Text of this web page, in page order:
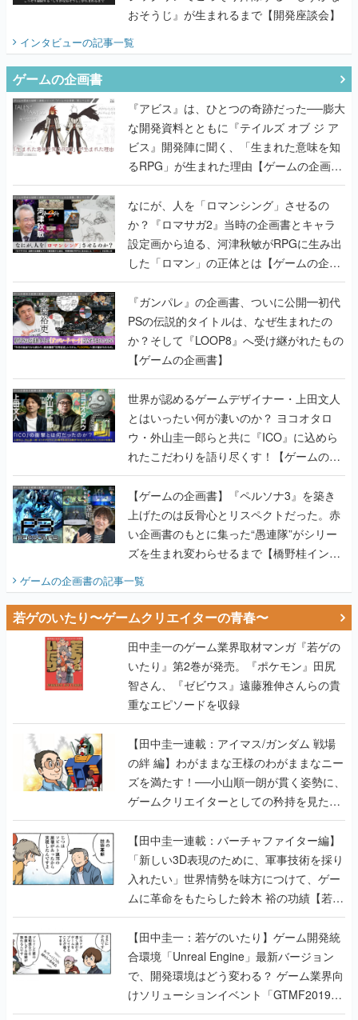
おそうじ』が生まれるまで【開発座談会】
インタビューの記事一覧
ゲームの企画書
『アビス』は、ひとつの奇跡だった──膨大
な開発資料とともに『テイルズ オブ ジ ア
ビス』開発陣に聞く、「生まれた意味を知
るRPG」が生まれた理由【ゲームの企画
書】
なにが、人を「ロマンシング」させるの
か？『ロマサガ2』当時の企画書とキャラ
設定画から迫る、河津秋敏がRPGに生み出
した「ロマン」の正体とは【ゲームの企画
書】
『ガンパレ』の企画書、ついに公開━初代
PSの伝説的タイトルは、なぜ生まれたの
か？そして『LOOP8』へ受け継がれたもの
【ゲームの企画書】
世界が認めるゲームデザイナー・上田文人
とはいったい何が凄いのか？ ヨコオタロ
ウ・外山圭一郎らと共に『ICO』に込めら
れたこだわりを語り尽くす！【ゲームの企
画書】
【ゲームの企画書】『ペルソナ3』を築き
上げたのは反骨心とリスペクトだった。赤
い企画書のもとに集った“愚連隊”がシリー
ズを生まれ変わらせるまで【橋野桂インタ
ビュー】
ゲームの企画書の記事一覧
若ゲのいたり〜ゲームクリエイターの青春〜
田中圭一のゲーム業界取材マンガ『若ゲの
いたり』第2巻が発売。『ポケモン』田尻
智さん、『ゼビウス』遠藤雅伸さんらの貴
重なエピソードを収録
【田中圭一連載：アイマス/ガンダム 戦場
の絆 編】わがままな王様のわがままなニー
ズを満たす！──小山順一朗が貫く姿勢に、
ゲームクリエイターとしての矜持を見た
【若ゲのいたり最終回】
【田中圭一連載：バーチャファイター編】
「新しい3D表現のために、軍事技術を採り
入れたい」世界情勢を味方につけて、ゲー
ムに革命をもたらした鈴木 裕の功績【若ゲ
のいたり】
【田中圭一：若ゲのいたり】ゲーム開発統
合環境「Unreal Engine」最新バージョン
で、開発環境はどう変わる？ ゲーム業界向
けソリューションイベント「GTMF2019」
に行って、より理解を深めよう【PR】